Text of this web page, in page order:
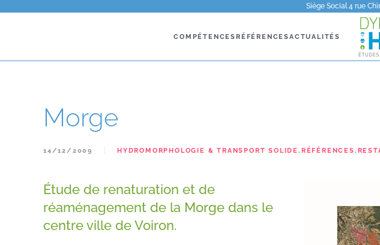
Siège Social 4 rue
COMPÉTENCESRÉFÉRENCESACTUALITÉS
Morge
14/12/2009 HYDROMORPHOLOGIE & TRANSPORT SOLIDE, RÉFÉRENCES,
Étude de renaturation et de
réaménagement de la Morge dans le
centre ville de Voiron.